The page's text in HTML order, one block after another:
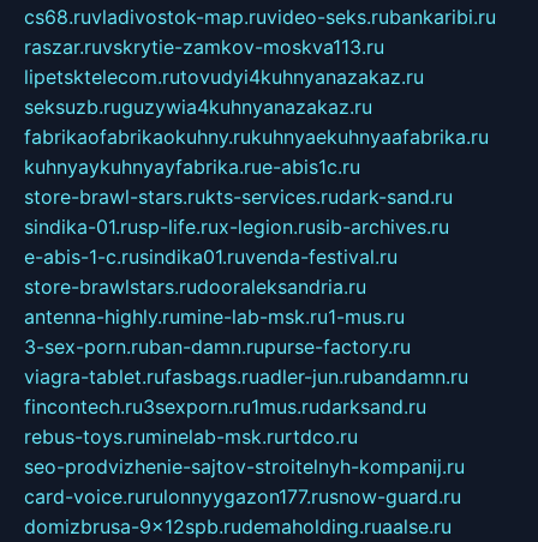
cs68.ruvladivostok-map.ruvideo-seks.rubankaribi.ru
raszar.ruvskrytie-zamkov-moskva113.ru
lipetsktelecom.rutovudyi4kuhnyanazakaz.ru
seksuzb.ruguzywia4kuhnyanazakaz.ru
fabrikaofabrikaokuhny.rukuhnyaekuhnyaafabrika.ru
kuhnyaykuhnyayfabrika.rue-abis1c.ru
store-brawl-stars.rukts-services.rudark-sand.ru
sindika-01.rusp-life.rux-legion.rusib-archives.ru
e-abis-1-c.rusindika01.ruvenda-festival.ru
store-brawlstars.rudooraleksandria.ru
antenna-highly.rumine-lab-msk.ru1-mus.ru
3-sex-porn.ruban-damn.rupurse-factory.ru
viagra-tablet.rufasbags.ruadler-jun.rubandamn.ru
fincontech.ru3sexporn.ru1mus.rudarksand.ru
rebus-toys.ruminelab-msk.rurtdco.ru
seo-prodvizhenie-sajtov-stroitelnyh-kompanij.ru
card-voice.rurulonnyygazon177.rusnow-guard.ru
domizbrusa-9x12spb.rudemaholding.ruaalse.ru